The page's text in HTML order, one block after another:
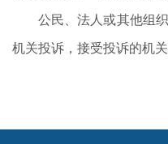
公民、法人或其他组
机关投诉，接受投诉的机